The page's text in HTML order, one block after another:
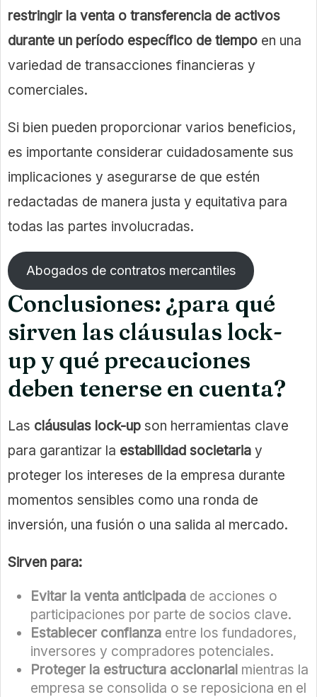
restringir la venta o transferencia de activos
durante un período específico de tiempo en una
variedad de transacciones financieras y
comerciales.
Si bien pueden proporcionar varios beneficios,
es importante considerar cuidadosamente sus
implicaciones y asegurarse de que estén
redactadas de manera justa y equitativa para
todas las partes involucradas.
Abogados de contratos mercantiles
Conclusiones: ¿para qué
sirven las cláusulas lock-
up y qué precauciones
deben tenerse en cuenta?
Las cláusulas lock-up son herramientas clave
para garantizar la estabilidad societaria y
proteger los intereses de la empresa durante
momentos sensibles como una ronda de
inversión, una fusión o una salida al mercado.
Sirven para:
Evitar la venta anticipada de acciones o
participaciones por parte de socios clave.
Establecer confianza entre los fundadores,
inversores y compradores potenciales.
Proteger la estructura accionarial mientras la
empresa se consolida o se reposiciona en el